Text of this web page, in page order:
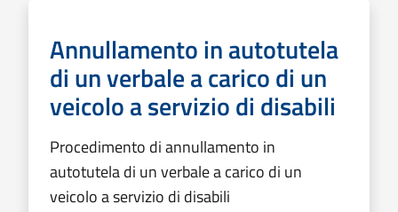
Annullamento in autotutela
di un verbale a carico di un
veicolo a servizio di disabili
Procedimento di annullamento in
autotutela di un verbale a carico di un
veicolo a servizio di disabili